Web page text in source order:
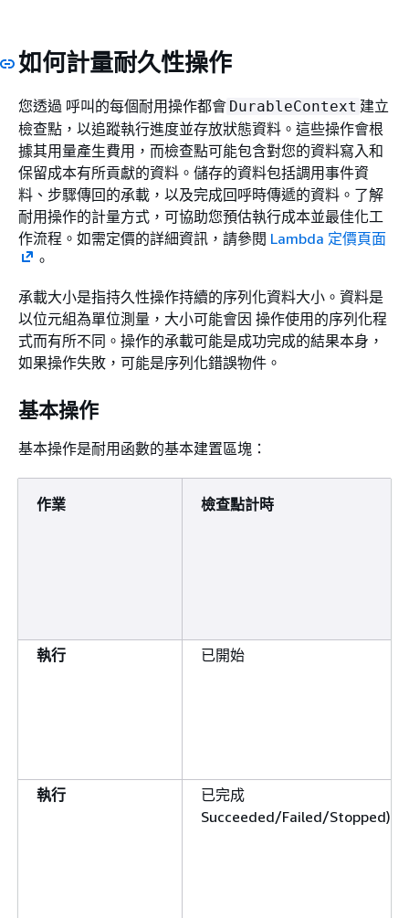
如何計量耐久性操作
您透過 呼叫的每個耐用操作都會 DurableContext 建立
檢查點，以追蹤執行進度並存放狀態資料。這些操作會根
據其用量產生費用，而檢查點可能包含對您的資料寫入和
保留成本有所貢獻的資料。儲存的資料包括調用事件資
料、步驟傳回的承載，以及完成回呼時傳遞的資料。了解
耐用操作的計量方式，可協助您預估執行成本並最佳化工
作流程。如需定價的詳細資訊，請參閱 Lambda 定價頁面
。
承載大小是指持久性操作持續的序列化資料大小。資料是
以位元組為單位測量，大小可能會因 操作使用的序列化程
式而有所不同。操作的承載可能是成功完成的結果本身，
如果操作失敗，可能是序列化錯誤物件。
基本操作
基本操作是耐用函數的基本建置區塊：
作業 檢查點計時
執行 已開始
執行
已完成
Succeeded/Failed/Stopped)